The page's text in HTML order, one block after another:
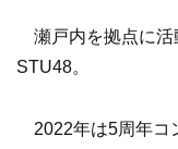
瀬戸内を拠点に活
STU48。
2022年は5周年コ